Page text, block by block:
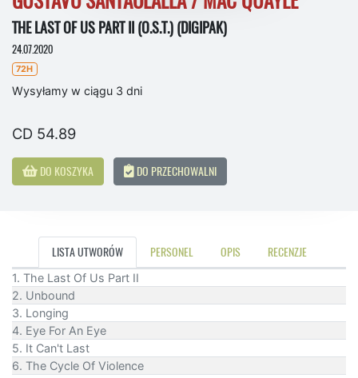
THE LAST OF US PART II (O.S.T.) (DIGIPAK)
24.07.2020
72H
Wysyłamy w ciągu 3 dni
CD 54.89
DO KOSZYKA DO PRZECHOWALNI
LISTA UTWORÓW PERSONEL OPIS RECENZJE
1. The Last Of Us Part II
2. Unbound
3. Longing
4. Eye For An Eye
5. It Can't Last
6. The Cycle Of Violence